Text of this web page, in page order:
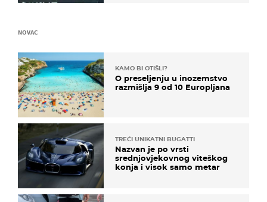
NOVAC
KAMO BI OTIŠLI?
O preseljenju u inozemstvo
razmišlja 9 od 10 Europljana
TREĆI UNIKATNI BUGATTI
Nazvan je po vrsti
srednjovjekovnog viteškog
konja i visok samo metar